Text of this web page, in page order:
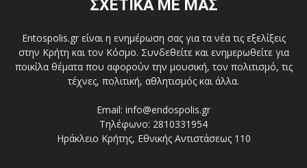
ΣΧΕΤΙΚΑ ΜΕ ΜΑΣ
Entospolis.gr είναι η ενημέρωση σας για τα νέα τις εξελίξεις
στην Κρήτη και τον Κόσμο. Συνδεθείτε και ενημερωθείτε για
ποικίλα θέματα που αφορούν την μουσική, τον πολιτισμό, τις
τέχνες, πολιτική, αθλητισμός και άλλα.
Email: info@endospolis.gr
Τηλέφωνο: 2810331954
Ηράκλειο Κρήτης, Εθνικής Αντιστάσεως 110